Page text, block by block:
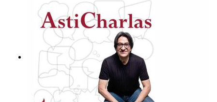
PayPal:https://www.paypal.me/julioastilleroCuent
a para hacer transferencias a cuenta BBVA a
nombre de Julio Hernández López:
1539408017CLABE: 012 320 01539408017
2Tienda:https://julioastillerotienda.com/